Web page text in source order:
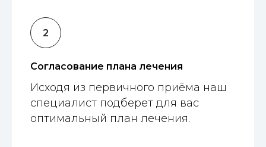
Согласование плана лечения
Исходя из первичного приёма наш
специалист подберет для вас
оптимальный план лечения.